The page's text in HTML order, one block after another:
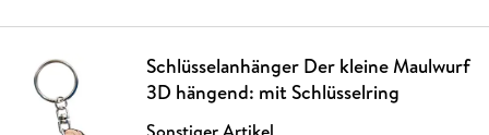
Schlüsselanhänger Der kleine Maulwurf
3D hängend: mit Schlüsselring